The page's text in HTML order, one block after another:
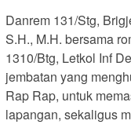
Danrem 131/Stg,
S.H., M.H. bersama
1310/Btg, Letkol Inf
jembatan yang
Rap Rap, untuk
lapangan, sekaligus